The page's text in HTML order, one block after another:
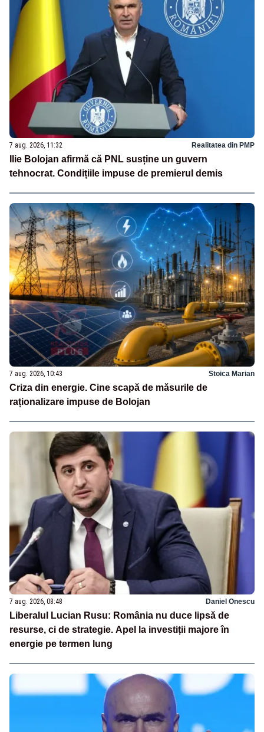
7 aug. 2026, 11:32 Realitatea din PMP
Ilie Bolojan afirmă că PNL susține un guvern
tehnocrat. Condițiile impuse de premierul demis
7 aug. 2026, 10:43 Stoica Marian
Criza din energie. Cine scapă de măsurile de
raționalizare impuse de Bolojan
7 aug. 2026, 08:48 Daniel Onescu
Liberalul Lucian Rusu: România nu duce lipsă de
resurse, ci de strategie. Apel la investiții majore în
energie pe termen lung